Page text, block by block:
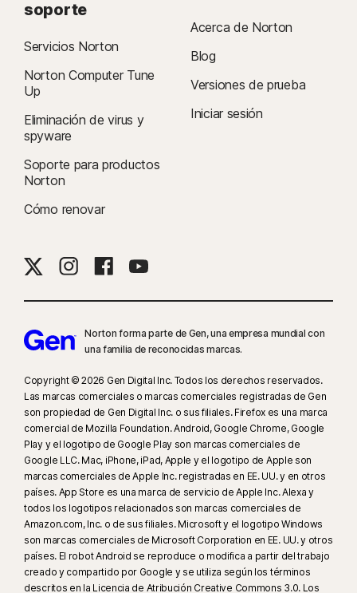
soporte
Servicios Norton
Norton Computer Tune
Up
Eliminación de virus y
spyware
Soporte para productos
Norton
Cómo renovar
Acerca de Norton
Blog
Versiones de prueba
Iniciar sesión
Norton forma parte de Gen, una empresa mundial con
una familia de reconocidas marcas.
Copyright © 2026 Gen Digital Inc. Todos los derechos reservados.
Las marcas comerciales o marcas comerciales registradas de Gen
son propiedad de Gen Digital Inc. o sus filiales. Firefox es una marca
comercial de Mozilla Foundation. Android, Google Chrome, Google
Play y el logotipo de Google Play son marcas comerciales de
Google LLC. Mac, iPhone, iPad, Apple y el logotipo de Apple son
marcas comerciales de Apple Inc. registradas en EE. UU. y en otros
países. App Store es una marca de servicio de Apple Inc. Alexa y
todos los logotipos relacionados son marcas comerciales de
Amazon.com, Inc. o de sus filiales. Microsoft y el logotipo Windows
son marcas comerciales de Microsoft Corporation en EE. UU. y otros
países. El robot Android se reproduce o modifica a partir del trabajo
creado y compartido por Google y se utiliza según los términos
descritos en la Licencia de Atribución Creative Commons 3.0. Los